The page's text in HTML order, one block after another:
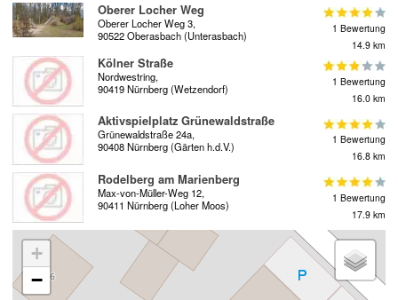
Oberer Locher Weg
Oberer Locher Weg 3,
90522 Oberasbach (Unterasbach)
1 Bewertung
14.9 km
Kölner Straße
Nordwestring,
90419 Nürnberg (Wetzendorf)
1 Bewertung
16.0 km
Aktivspielplatz Grünewaldstraße
Grünewaldstraße 24a,
90408 Nürnberg (Gärten h.d.V.)
1 Bewertung
16.8 km
Rodelberg am Marienberg
Max-von-Müller-Weg 12,
90411 Nürnberg (Loher Moos)
1 Bewertung
17.9 km
+
−